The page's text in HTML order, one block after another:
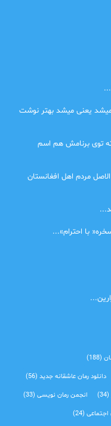
یعنی میشد بهتر نوشت
توی برنامش هم اسم
مردم اهل افغانستان
با احترام»...
(188)
دانلود رمان عاشقانه جدید(56)
(34) انجمن رمان نویسی(33)
اجتماعی‌(24)